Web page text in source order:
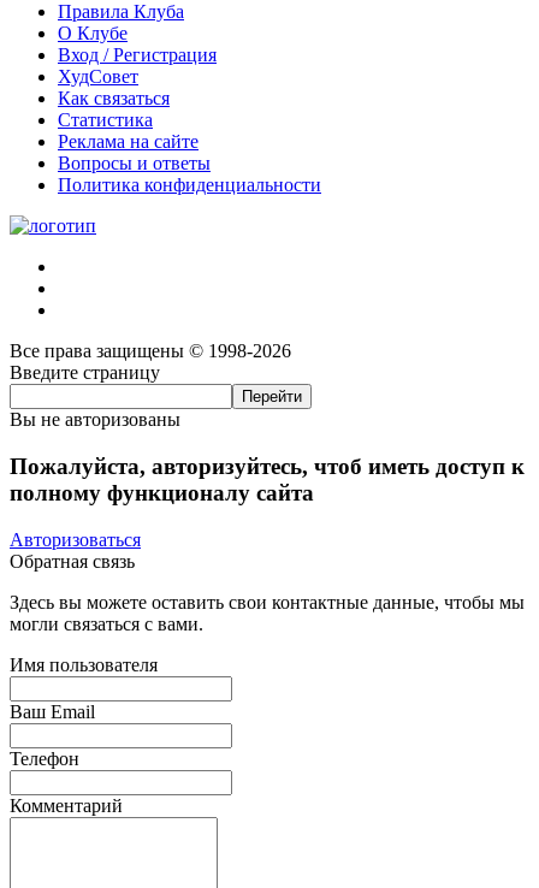
Правила Клуба
О Клубе
Вход / Регистрация
ХудСовет
Как связаться
Статистика
Реклама на сайте
Вопросы и ответы
Политика конфиденциальности
Все права защищены © 1998-2026
Введите страницу
Вы не авторизованы
Пожалуйста, авторизуйтесь, чтоб иметь доступ к
полному функционалу сайта
Авторизоваться
Обратная связь
Здесь вы можете оставить свои контактные данные, чтобы мы
могли связаться с вами.
Имя пользователя
Ваш Email
Телефон
Комментарий